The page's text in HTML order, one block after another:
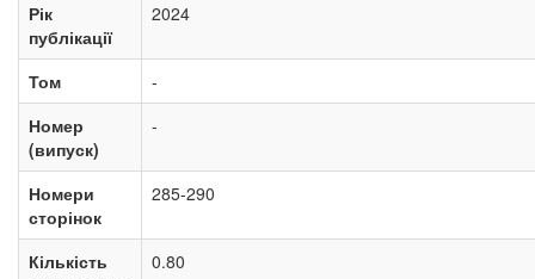
Рік
публікації
2024
Том
-
Номер
(випуск)
-
Номери
сторінок
285-290
Кількість
0.80